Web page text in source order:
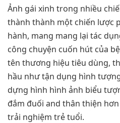
Ảnh gái xinh trong nhiều
thành thành một chiến lược
hành, mang mang lại tác
công chuyện cuốn hút của
tên thương hiệu tiêu dùng,
hầu như tận dụng hình
dựng hình hình ảnh biểu
đắm đuối and thân thiện
trải nghiệm trẻ tuổi.